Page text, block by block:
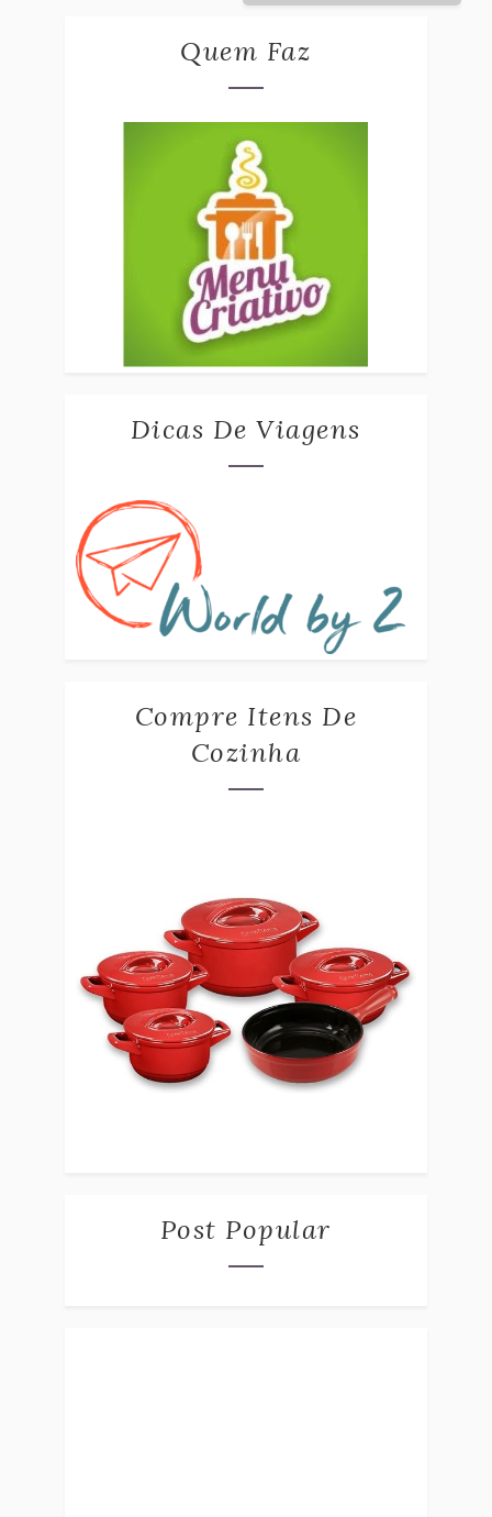
Quem Faz
Dicas De Viagens
Compre Itens De
Cozinha
Post Popular